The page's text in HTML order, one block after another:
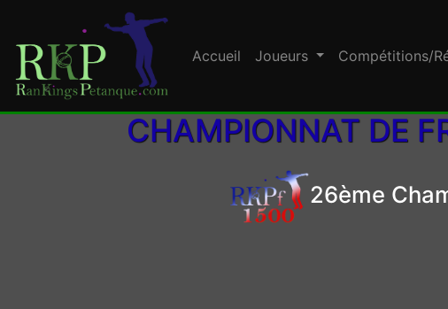
Accueil Joueurs Compétitions/
CHAMPIONNAT DE
26ème